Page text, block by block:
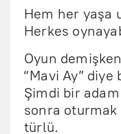
Hem her yaşa
Herkes
Oyun
“Mavi Ay” diye
Şimdi bir
sonra oturmak
türlü.